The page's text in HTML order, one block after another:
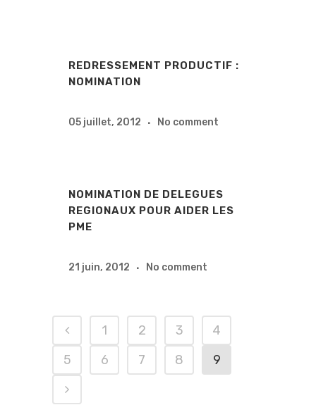
REDRESSEMENT PRODUCTIF :
NOMINATION
05 juillet, 2012 No comment
NOMINATION DE DELEGUES
REGIONAUX POUR AIDER LES
PME
21 juin, 2012 No comment
1 2 3
4
5
6 7 8 9